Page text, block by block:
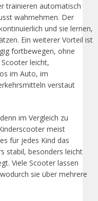
trainieren automatisch
wahrnehmen. Der
und sie lernen,
Ein weiterer Vorteil ist
fortbewegen, ohne
leicht,
im Auto, im
verstaut
im Vergleich zu
meist
für jedes Kind das
stabil, besonders leicht
Viele Scooter lassen
sie über mehrere